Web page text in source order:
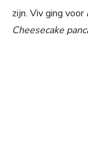
zijn. Viv ging voor
Cheesecake